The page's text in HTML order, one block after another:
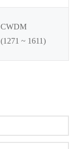
CWDM
(1271 ~ 1611)